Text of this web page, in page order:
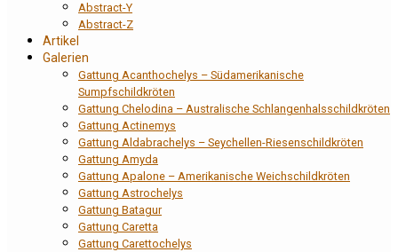
Abstract-Y
Abstract-Z
Artikel
Galerien
Gattung Acanthochelys – Südamerikanische
Sumpfschildkröten
Gattung Chelodina – Australische Schlangenhalsschildkröten
Gattung Actinemys
Gattung Aldabrachelys – Seychellen-Riesenschildkröten
Gattung Amyda
Gattung Apalone – Amerikanische Weichschildkröten
Gattung Astrochelys
Gattung Batagur
Gattung Caretta
Gattung Carettochelys